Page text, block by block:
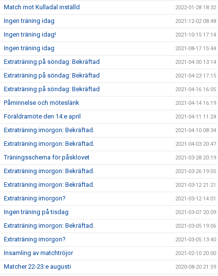
Match mot Kulladal inställd 2022-01-28 18:32
Ingen träning idag 2021-12-02 08:48
Ingen träning idag! 2021-10-15 17:14
Ingen träning idag 2021-08-17 15:44
Extraträning på söndag: Bekräftad 2021-04-30 13:14
Extraträning på söndag: Bekräftad 2021-04-23 17:15
Extraträning på söndag: Bekräftad 2021-04-16 16:05
Påminnelse och möteslänk 2021-04-14 16:19
Föräldramöte den 14:e april 2021-04-11 11:24
Extraträning imorgon: Bekräftad. 2021-04-10 08:34
Extraträning imorgon: Bekräftad. 2021-04-03 20:47
Träningsschema för påsklovet 2021-03-28 20:19
Extraträning imorgon: Bekräftad. 2021-03-26 19:05
Extraträning imorgon: Bekräftad. 2021-03-12 21:21
Extraträning imorgon? 2021-03-12 14:01
Ingen träning på tisdag 2021-03-07 20:09
Extraträning imorgon: Bekräftad. 2021-03-05 19:06
Extraträning imorgon? 2021-03-05 13:40
Insamling av matchtröjor 2021-02-10 20:00
Matcher 22-23:e augusti 2020-08-20 21:59